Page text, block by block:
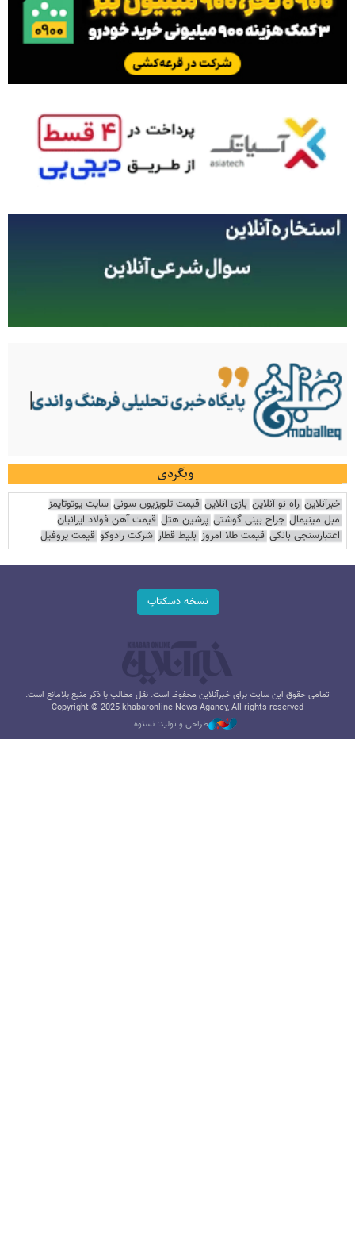
وبگردی
خبرآنلاین راه نو آنلاین بازی آنلاین قیمت تلویزیون سونی سایت یوتوتایمز
مبل مینیمال جراح بینی گوشتی پرشین هتل قیمت آهن فولاد ایرانیان
اعتبارسنجی بانکی قیمت طلا امروز بلیط قطار شرکت رادوکو قیمت پروفیل
نسخه دسکتاپ
تمامی حقوق این سایت برای خبرآنلاین محفوظ است. نقل مطالب با ذکر منبع بلامانع است.
Copyright © 2025 khabaronline News Agancy, All rights reserved
طراحی و تولید: نستوه